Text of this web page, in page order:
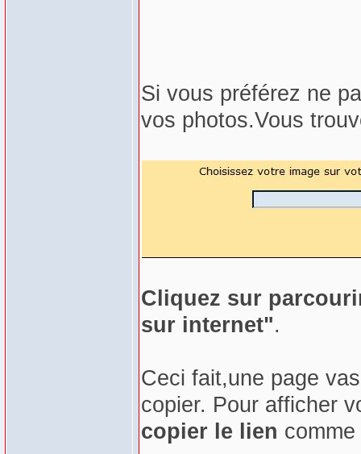
Si vous préférez ne
vos photos.Vous
Cliquez sur
sur internet".
Ceci fait,une page
copier. Pour afficher
copier le lien